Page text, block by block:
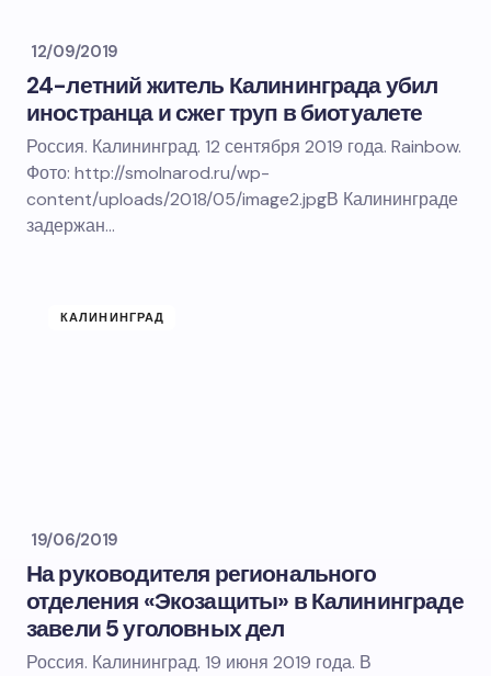
12/09/2019
24-летний житель Калининграда убил
иностранца и сжег труп в биотуалете
Россия. Калининград. 12 сентября 2019 года. Rainbow.
Фото: http://smolnarod.ru/wp-
content/uploads/2018/05/image2.jpgВ Калининграде
задержан…
КАЛИНИНГРАД
19/06/2019
На руководителя регионального
отделения «Экозащиты» в Калининграде
завели 5 уголовных дел
Россия. Калининград. 19 июня 2019 года. В